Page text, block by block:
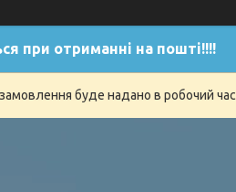
при отриманні на пошті!!!!
буде надано в робочий час